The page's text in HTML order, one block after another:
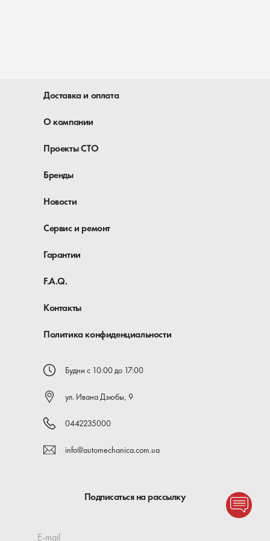
Доставка и оплата
О компании
Проекты СТО
Бренды
Новости
Сервис и ремонт
Гарантии
F.A.Q.
Контакты
Политика конфиденциальности
Будни с 10:00 до 17:00
ул. Ивана Дзюбы, 9
0442235000
info@automechanica.com.ua
Подписаться на рассылку
E-mail